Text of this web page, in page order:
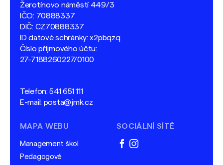
Žerotínovo náměstí 449/3
IČO: 70888337
DIČ: CZ70888337
ID datové schránky: x2pbqzq
Číslo příjmového účtu:
27-7188260227/0100
Telefon:541 651 111
E-mail: posta@jmk.cz
MAPA WEBU
Management škol
Pedagogové
SOCIÁLNÍ SÍTĚ
facebook
instagram